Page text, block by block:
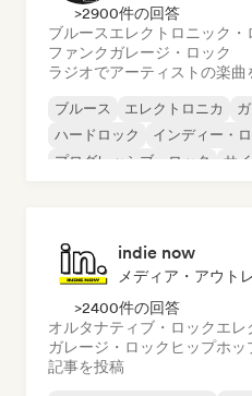
>2900件の回答
ブルースエレクトロニック・
ファンクガレージ・ロック
ラジオでアーティストの楽曲
ブルース エレクトロニカ
ハードロック
インディー・
プログレッシブ・ロック
サ
indie now
メディア・アウト
>2400件の回答
オルタナティブ・ロックエレ
ガレージ・ロック ヒップホッ
記事を投稿